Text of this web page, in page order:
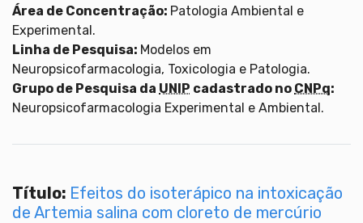
Área de Concentração: Patologia Ambiental e
Experimental.
Linha de Pesquisa: Modelos em
Neuropsicofarmacologia, Toxicologia e Patologia.
Grupo de Pesquisa da UNIP cadastrado no CNPq:
Neuropsicofarmacologia Experimental e Ambiental.
Título: Efeitos do isoterápico na intoxicação
de Artemia salina com cloreto de mercúrio